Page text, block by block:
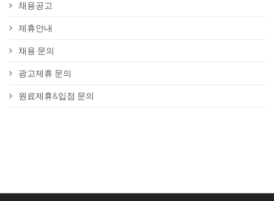
채용공고
제휴안내
채용 문의
광고제휴 문의
원료제휴&입점 문의